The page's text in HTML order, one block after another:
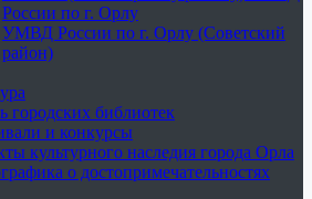
России по г. Орлу
УМВД России по г. Орлу (Советский
район)
городских библиотек
и конкурсы
культурного наследия города Орла
о достопримечательностях